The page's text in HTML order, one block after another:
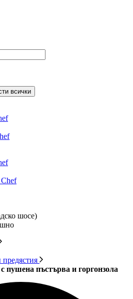
всички
шосе)
предястия
пушена пъстърва и горгонзола